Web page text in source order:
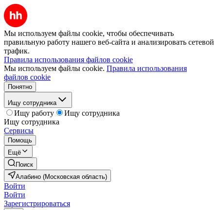
Мы используем файлы cookie, чтобы обеспечивать
правильную работу нашего веб-сайта и анализировать сетевой
трафик.
Правила использования файлов cookie
Мы используем файлы cookie. Правила использования
файлов cookie
Понятно
Ищу сотрудника
Ищу работу
Ищу сотрудника
Ищу сотрудника
Сервисы
Помощь
Ещё
Поиск
Алабино (Московская область)
Войти
Войти
Зарегистрироваться